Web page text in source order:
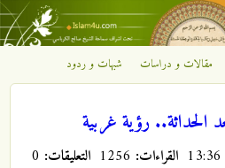
الرئيسي
مقالات و دراسات شبهات و ردود
الحداثة.. رؤية غربية
القراءات: التعليقات: